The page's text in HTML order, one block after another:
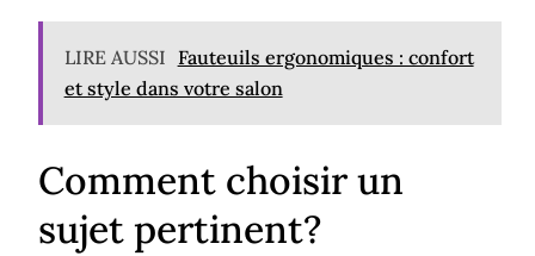
LIRE AUSSI Fauteuils ergonomiques : confort
et style dans votre salon
Comment choisir un
sujet pertinent?